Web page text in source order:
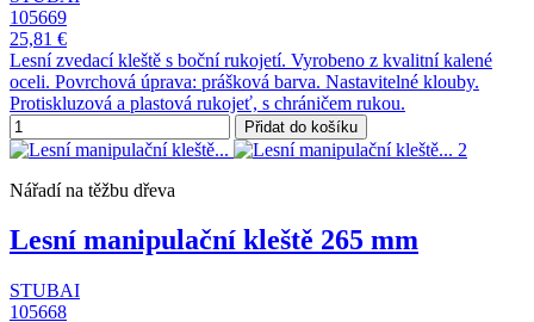
105669
25,81 €
Lesní zvedací kleště s boční rukojetí. Vyrobeno z kvalitní kalené
oceli. Povrchová úprava: prášková barva. Nastavitelné klouby.
Protiskluzová a plastová rukojeť, s chráničem rukou.
Přidat do košíku
Nářadí na těžbu dřeva
Lesní manipulační kleště 265 mm
STUBAI
105668